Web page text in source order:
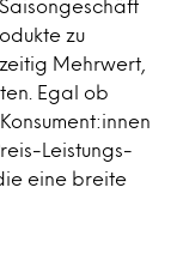
zu
Mehrwert,
Egal ob
Leistungs-
eine breite